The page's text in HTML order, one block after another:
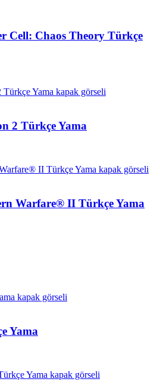
Cell: Chaos Theory Türkçe
2 Türkçe Yama
Warfare® II Türkçe Yama
Yama